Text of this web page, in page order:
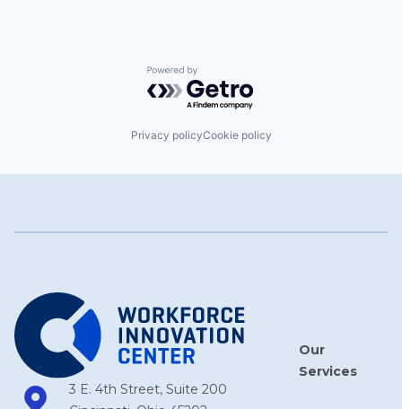
Powered by Getro.com
Privacy policyCookie policy
3 E. 4th Street, Suite 200
Our
Services